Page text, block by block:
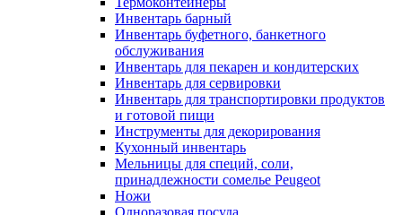
Инвентарь барный
Инвентарь буфетного, банкетного
обслуживания
Инвентарь для пекарен и кондитерских
Инвентарь для сервировки
Инвентарь для транспортировки продуктов
и готовой пищи
Инструменты для декорирования
Кухонный инвентарь
Мельницы для специй, соли,
принадлежности сомелье Peugeot
Ножи
Одноразовая посуда